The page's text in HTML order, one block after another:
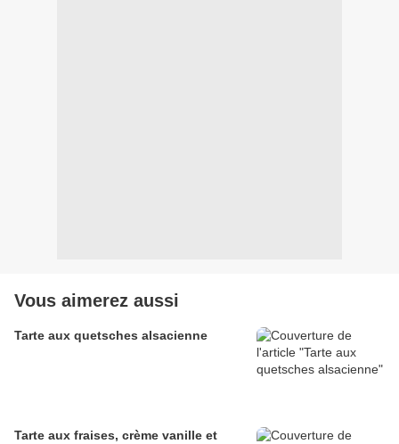
Vous aimerez aussi
Tarte aux quetsches alsacienne
Tarte aux fraises, crème vanille et